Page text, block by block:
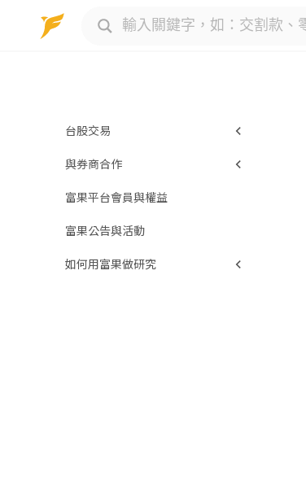
台股交易
股東須知
進階交易商品
交易規則說明
台股名詞大全
與券商合作
台新證券
富果平台會員與權益
富果公告與活動
如何用富果做研究